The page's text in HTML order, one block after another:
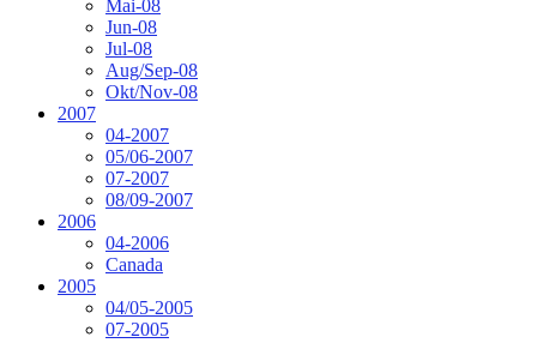
Mai-08
Jun-08
Jul-08
Aug/Sep-08
Okt/Nov-08
2007
04-2007
05/06-2007
07-2007
08/09-2007
2006
04-2006
Canada
2005
04/05-2005
07-2005